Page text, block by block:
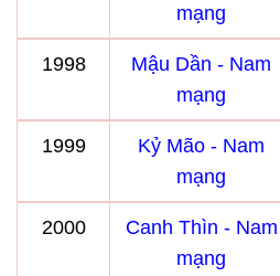
mạng
1998
Mậu Dần - Nam
mạng
1999
Kỷ Mão - Nam
mạng
2000
Canh Thìn - Nam
mạng